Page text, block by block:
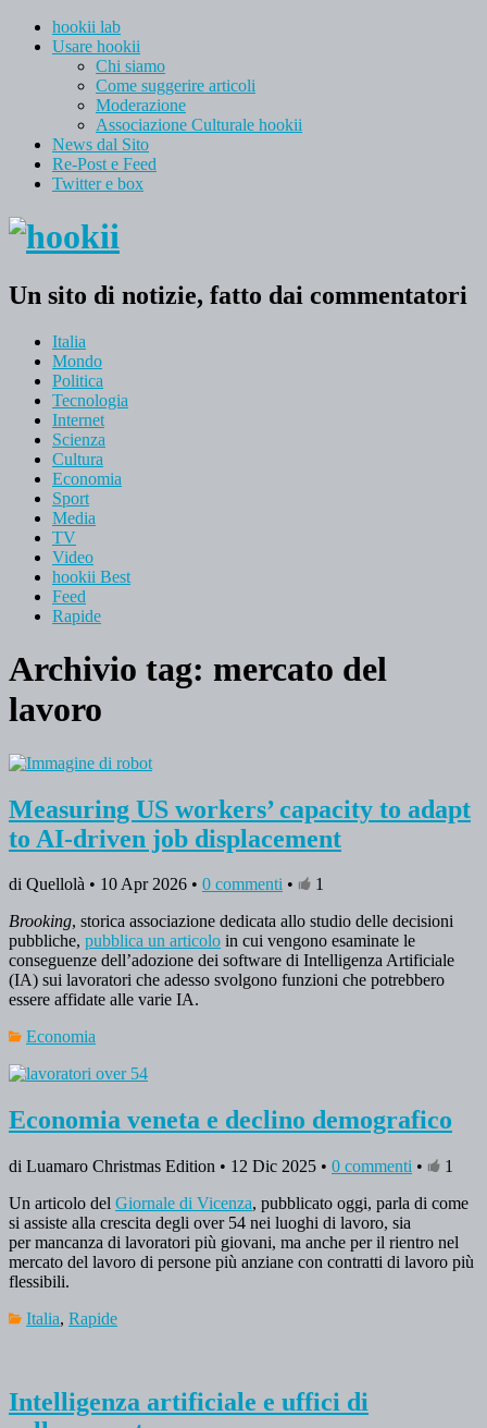
hookii lab
Usare hookii
Chi siamo
Come suggerire articoli
Moderazione
Associazione Culturale hookii
News dal Sito
Re-Post e Feed
Twitter e box
Un sito di notizie, fatto dai commentatori
Italia
Mondo
Politica
Tecnologia
Internet
Scienza
Cultura
Economia
Sport
Media
TV
Video
hookii Best
Feed
Rapide
Archivio tag: mercato del
lavoro
Measuring US workers’ capacity to adapt
to AI-driven job displacement
di Quellolà • 10 Apr 2026 • 0 commenti •
1
Brooking, storica associazione dedicata allo studio delle decisioni
pubbliche, pubblica un articolo in cui vengono esaminate le
conseguenze dell’adozione dei software di Intelligenza Artificiale
(IA) sui lavoratori che adesso svolgono funzioni che potrebbero
essere affidate alle varie IA.
Economia
Economia veneta e declino demografico
di Luamaro Christmas Edition • 12 Dic 2025 • 0 commenti •
1
Un articolo del Giornale di Vicenza, pubblicato oggi, parla di come
si assiste alla crescita degli over 54 nei luoghi di lavoro, sia
per mancanza di lavoratori più giovani, ma anche per il rientro nel
mercato del lavoro di persone più anziane con contratti di lavoro più
flessibili.
Italia, Rapide
Intelligenza artificiale e uffici di